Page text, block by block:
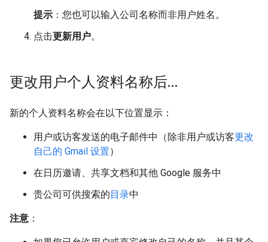
提示 ：您也可以输入公司名称而非用户姓名。
点击更新用户。
更改用户个人资料名称后…
新的个人资料名称会在以下位置显示：
用户或访客发送的电子邮件中（除非用户或访客更改
自己的 Gmail 设置）
在日历邀请、共享文档和其他 Google 服务中
贵公司可供搜索的 目录中
注意 ：